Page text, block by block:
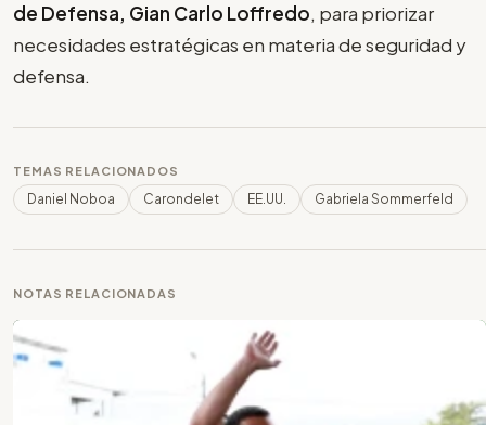
de Defensa, Gian Carlo Loffredo, para priorizar
necesidades estratégicas en materia de seguridad y
defensa.
TEMAS RELACIONADOS
Daniel Noboa Carondelet EE.UU. Gabriela Sommerfeld
NOTAS RELACIONADAS